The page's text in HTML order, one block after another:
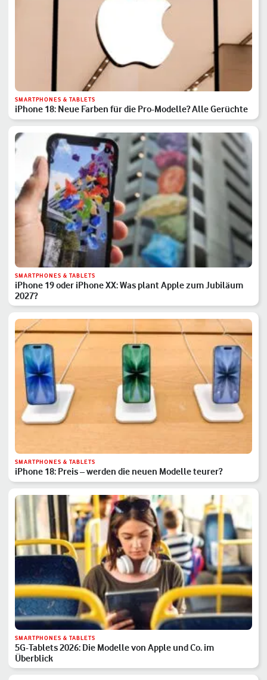
SMARTPHONES & TABLETS
iPhone 18: Neue Farben für die Pro-Modelle? Alle Gerüchte
SMARTPHONES & TABLETS
iPhone 19 oder iPhone XX: Was plant Apple zum Jubiläum
2027?
SMARTPHONES & TABLETS
iPhone 18: Preis – werden die neuen Modelle teurer?
SMARTPHONES & TABLETS
5G-Tablets 2026: Die Modelle von Apple und Co. im
Überblick